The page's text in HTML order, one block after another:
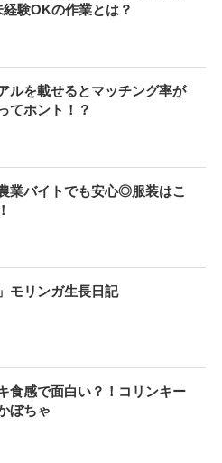
験OKの作業とは？
ルを載せるとマッチング率が
てホント！？
業バイトでも安心◎服装はこ
モリンガ生長日記
食感で面白い？！コリンキー
ぼちゃ